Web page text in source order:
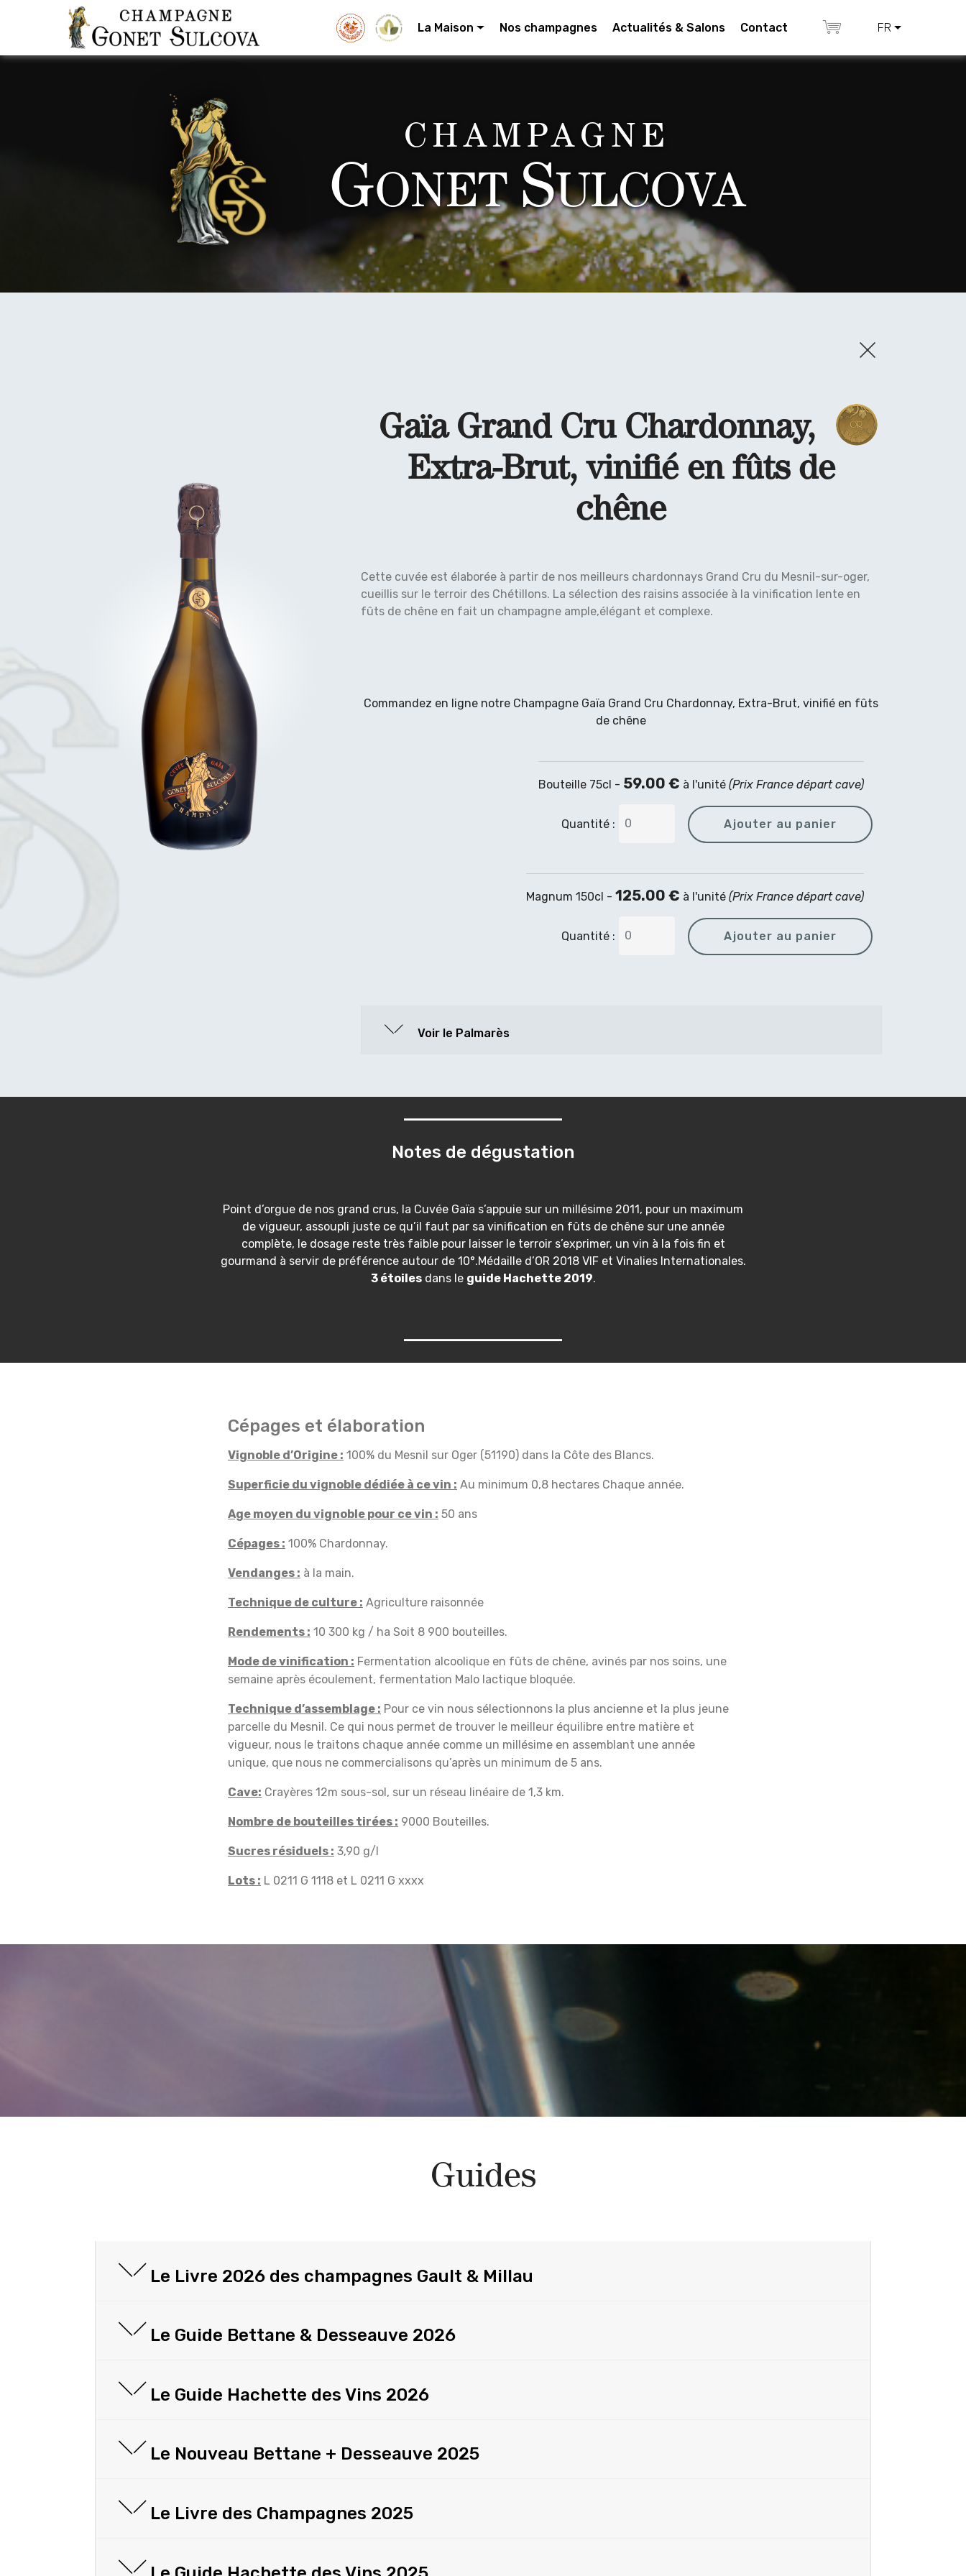
La Maison Nos champagnes Actualités & Salons Contact FR
CHAMPAGNE
GONETSULCOVA
Gaïa Grand Cru Chardonnay,
Extra-Brut, vinifié en fûts de
chêne
Cette cuvée est élaborée à partir de nos meilleurs chardonnays Grand Cru du Mesnil-sur-oger,
cueillis sur le terroir des Chétillons. La sélection des raisins associée à la vinification lente en
fûts de chêne en fait un champagne ample,élégant et complexe.
Commandez en ligne notre Champagne Gaïa Grand Cru Chardonnay, Extra-Brut, vinifié en fûts
de chêne
Bouteille 75cl - 59.00 € à l'unité (Prix France départ cave)
Quantité :
Magnum 150cl - 125.00 € à l'unité (Prix France départ cave)
Quantité :
Voir le Palmarès
Notes de dégustation
Point d’orgue de nos grand crus, la Cuvée Gaïa s’appuie sur un millésime 2011, pour un maximum
de vigueur, assoupli juste ce qu’il faut par sa vinification en fûts de chêne sur une année
complète, le dosage reste très faible pour laisser le terroir s’exprimer, un vin à la fois fin et
gourmand à servir de préférence autour de 10°.Médaille d’OR 2018 VIF et Vinalies Internationales.
3 étoilesdans le guide Hachette 2019.
Cépages et élaboration
Vignoble d’Origine : 100% du Mesnil sur Oger (51190) dans la Côte des Blancs.
Superficie du vignoble dédiée à ce vin : Au minimum 0,8 hectares Chaque année.
Age moyen du vignoble pour ce vin : 50 ans
Cépages : 100% Chardonnay.
Vendanges : à la main.
Technique de culture : Agriculture raisonnée
Rendements : 10 300 kg / ha Soit 8 900 bouteilles.
Mode de vinification : Fermentation alcoolique en fûts de chêne, avinés par nos soins, une
semaine après écoulement, fermentation Malo lactique bloquée.
Technique d’assemblage : Pour ce vin nous sélectionnons la plus ancienne et la plus jeune
parcelle du Mesnil. Ce qui nous permet de trouver le meilleur équilibre entre matière et
vigueur, nous le traitons chaque année comme un millésime en assemblant une année
unique, que nous ne commercialisons qu’après un minimum de 5 ans.
Cave: Crayères 12m sous-sol, sur un réseau linéaire de 1,3 km.
Nombre de bouteilles tirées : 9000 Bouteilles.
Sucres résiduels : 3,90 g/l
Lots : L 0211 G 1118 et L 0211 G xxxx
Guides
Le Livre 2026 des champagnes Gault & Millau
Le Guide Bettane & Desseauve 2026
Le Guide Hachette des Vins 2026
Le Nouveau Bettane + Desseauve 2025
Le Livre des Champagnes 2025